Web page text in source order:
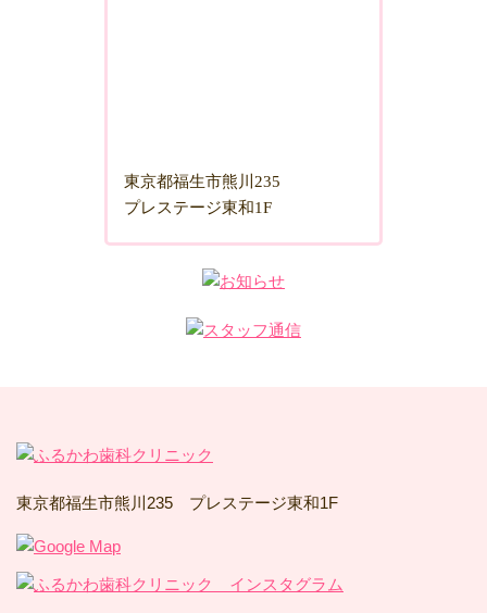
東京都福生市熊川235
プレステージ東和1F
東京都福生市熊川235 プレステージ東和1F